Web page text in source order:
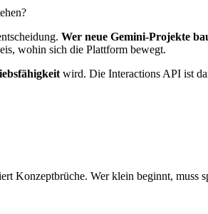
Wer neue Gemini-Projekte
wohin sich die Plattform bewegt.
wird. Die Interactions API ist
Konzeptbrüche. Wer klein beginnt,